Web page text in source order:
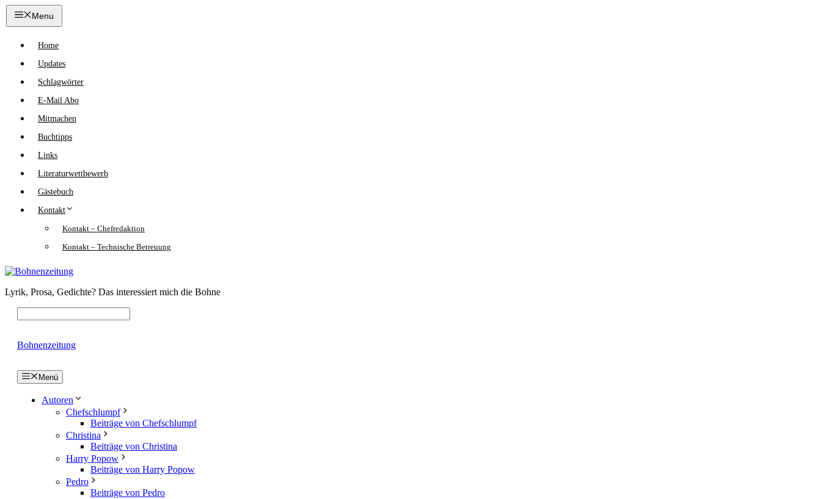
Zum
Inhalt
Menu
Home
Updates
Schlagwörter
E-Mail Abo
Mitmachen
Buchtipps
Links
Literaturwettbewerb
Gästebuch
Kontakt
Kontakt – Chefredaktion
Kontakt – Technische Betreuung
Lyrik, Prosa, Gedichte? Das interessiert mich die Bohne
Bohnenzeitung
Menü
Autoren
Chefschlumpf
Beiträge von Chefschlumpf
Christina
Beiträge von Christina
Harry Popow
Beiträge von Harry Popow
Pedro
Beiträge von Pedro